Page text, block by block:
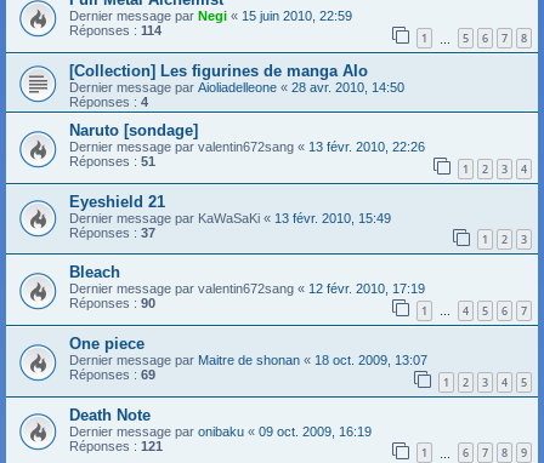
Dernier message par Negi « 15 juin 2010, 22:59
Réponses : 114 1 5 6 7 8
[Collection] Les figurines de manga AIo
Dernier message par Aioliadelleone « 28 avr. 2010, 14:50
Réponses : 4
Naruto [sondage]
Dernier message par valentin672sang « 13 févr. 2010, 22:26
Réponses : 51 1 2 3 4
Eyeshield 21
Dernier message par KaWaSaKi « 13 févr. 2010, 15:49
Réponses : 37 1 2 3
Bleach
Dernier message par valentin672sang « 12 févr. 2010, 17:19
Réponses : 90 1 … 4 5 6 7
One piece
Dernier message par Maitre de shonan « 18 oct. 2009, 13:07
Réponses : 69 1 2 3 4 5
Death Note
Dernier message par onibaku « 09 oct. 2009, 16:19
Réponses : 121 1 6 7 8 9